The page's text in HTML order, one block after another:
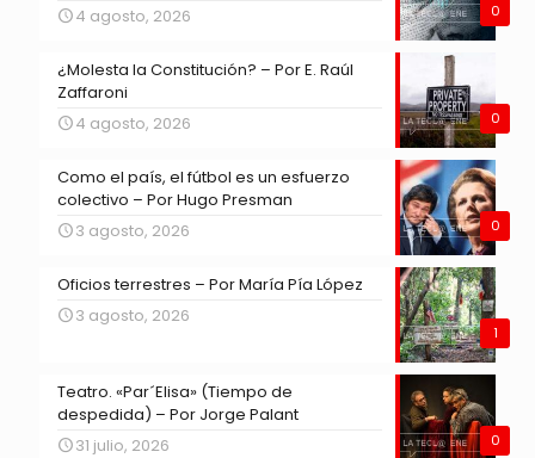
0
4 agosto, 2026
0
¿Molesta la Constitución? – Por E. Raúl
Zaffaroni
4 agosto, 2026
0
Como el país, el fútbol es un esfuerzo
colectivo – Por Hugo Presman
3 agosto, 2026
1
Oficios terrestres – Por María Pía López
3 agosto, 2026
0
Teatro. «Par´Elisa» (Tiempo de
despedida) – Por Jorge Palant
31 julio, 2026